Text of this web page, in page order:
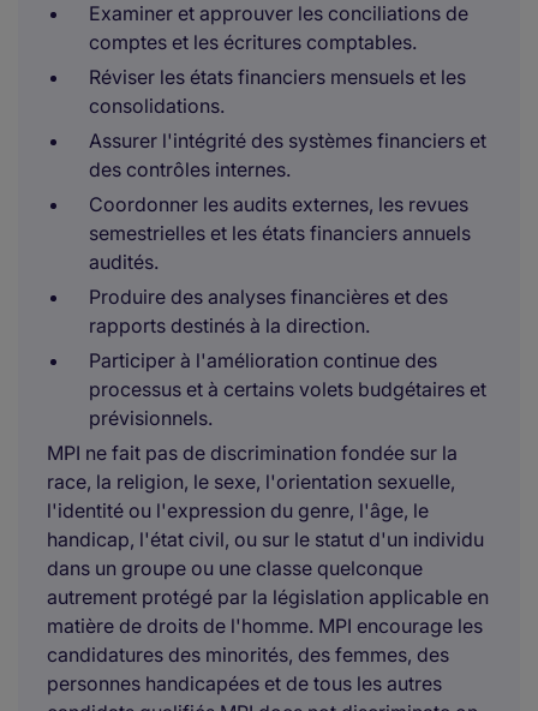
Examiner et approuver les conciliations de
comptes et les écritures comptables.
Réviser les états financiers mensuels et les
consolidations.
Assurer l'intégrité des systèmes financiers et
des contrôles internes.
Coordonner les audits externes, les revues
semestrielles et les états financiers annuels
audités.
Produire des analyses financières et des
rapports destinés à la direction.
Participer à l'amélioration continue des
processus et à certains volets budgétaires et
prévisionnels.
MPI ne fait pas de discrimination fondée sur la
race, la religion, le sexe, l'orientation sexuelle,
l'identité ou l'expression du genre, l'âge, le
handicap, l'état civil, ou sur le statut d'un individu
dans un groupe ou une classe quelconque
autrement protégé par la législation applicable en
matière de droits de l'homme. MPI encourage les
candidatures des minorités, des femmes, des
personnes handicapées et de tous les autres